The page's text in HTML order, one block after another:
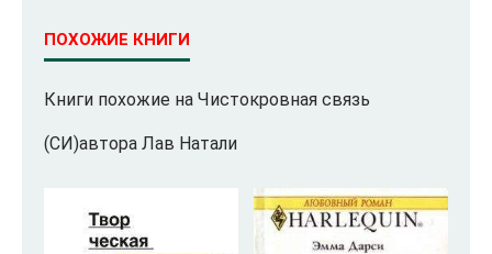
ПОХОЖИЕ КНИГИ
Книги похожие на Чистокровная связь
(СИ)автора Лав Натали